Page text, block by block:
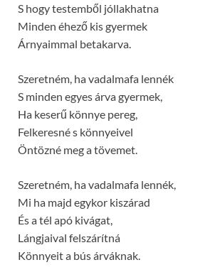
S hogy testemből jóllakhatna
Minden éhező kis gyermek
Árnyaimmal betakarva.
Szeretném, ha vadalmafa lennék
S minden egyes árva gyermek,
Ha keserű könnye pereg,
Felkeresné s könnyeivel
Öntözné meg a tövemet.
Szeretném, ha vadalmafa lennék,
Mi ha majd egykor kiszárad
És a tél apó kivágat,
Lángjaival felszárítná
Könnyeit a bús árváknak.